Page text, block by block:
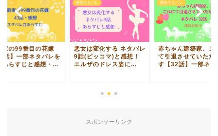
タバレ
家の99番目の花嫁
話】一部ネタバレを
あらすじと感想・...
漫画ネタバレ
悪女は変化する ネタバレ
9話(ピッコマ)と感想！
エルザのドレス姿に...
漫画ネタバレ
赤ちゃん建築家、こ
て引退させていただ
す【32話】一部ネタ
スポンサーリンク